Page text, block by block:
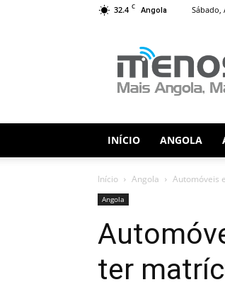
32.4 C Angola Sábado,
INÍCIO ANGOLA
Início Angola Automóveis
Angola
ter